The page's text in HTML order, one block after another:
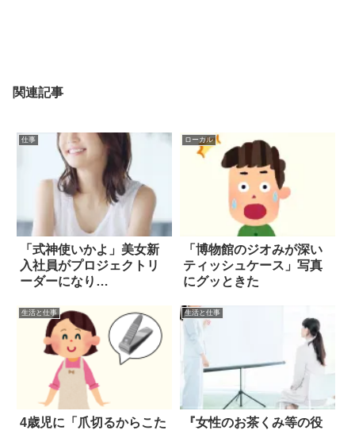
関連記事
仕事
「式神使いかよ」美女新
入社員がプロジェクトリ
ーダーになり…
ローカル
「博物館のジオみが深い
ティッシュケース」写真
にグッときた
生活と仕事
4歳児に「爪切るからこた
生活と仕事
『女性のお茶くみ等の役